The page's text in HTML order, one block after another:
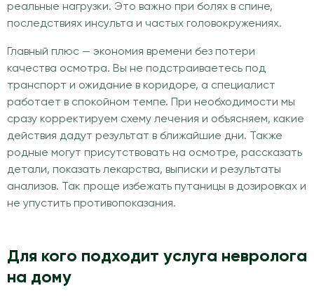
реальные нагрузки. Это важно при болях в спине,
последствиях инсульта и частых головокружениях.
Главный плюс — экономия времени без потери
качества осмотра. Вы не подстраиваетесь под
транспорт и ожидание в коридоре, а специалист
работает в спокойном темпе. При необходимости мы
сразу корректируем схему лечения и объясняем, какие
действия дадут результат в ближайшие дни. Также
родные могут присутствовать на осмотре, рассказать
детали, показать лекарства, выписки и результаты
анализов. Так проще избежать путаницы в дозировках и
не упустить противопоказания.
Для кого подходит услуга невролога
на дому